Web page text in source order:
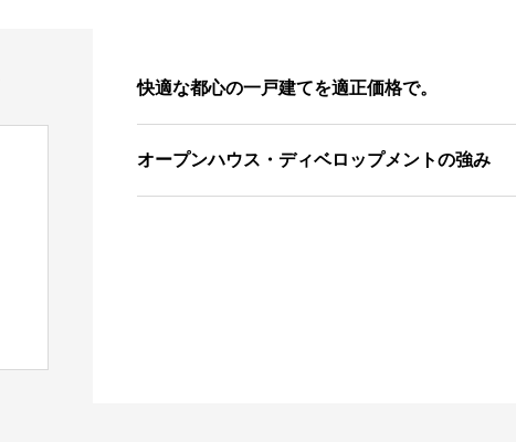
快適な都心の一戸建てを適正価格で。
オープンハウス・ディベロップメントの強み